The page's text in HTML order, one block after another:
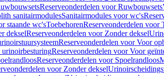
Reserveonderdelen voor Ruwbouwsets
sanitairmodulesSanitairmodules voor wc's
staande wc'sToebehorenReserveonderdelen voor
dekselReserveonderdelen voor Zonder deksel
Reserveonderdelen voor Voor
urinoirbesturingReserveonderdelen voor Voor
Reserveonderdelen voor Spoelrandloos
voor Zonder deksel